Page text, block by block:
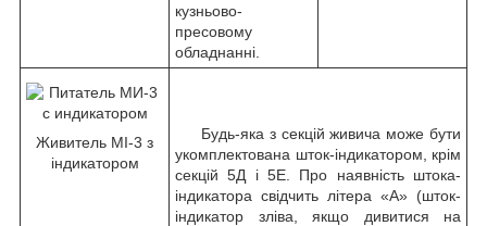
кузньово-
пресовому
обладнанні.
Живитель МІ-3 з
індикатором
Будь-яка з секцій живича може бути
укомплектована шток-індикатором, крім
секцій 5Д і 5Е. Про наявність штока-
індикатора свідчить літера «А» (шток-
індикатор зліва, якщо дивитися на